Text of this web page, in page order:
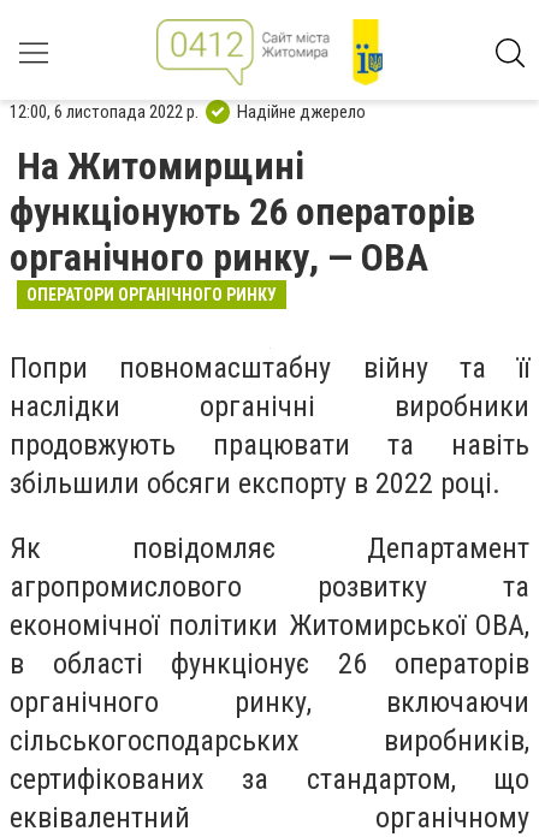
12:00, 6 листопада 2022 р. Надійне джерело
На Житомирщині
функціонують 26 операторів
органічного ринку, — ОВА
ОПЕРАТОРИ ОРГАНІЧНОГО РИНКУ
Попри повномасштабну війну та її
наслідки органічні виробники
продовжують працювати та навіть
збільшили обсяги експорту в 2022 році.
Як повідомляє Департамент
агропромислового розвитку та
економічної політики Житомирської ОВА,
в області функціонує 26 операторів
органічного ринку, включаючи
сільськогосподарських виробників,
сертифікованих за стандартом, що
еквівалентний органічному